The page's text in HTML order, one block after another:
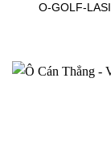
O-GOLF-